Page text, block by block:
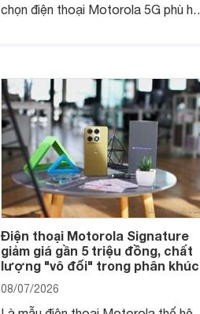
chọn điện thoại Motorola 5G phù
Điện thoại Motorola Signature
giảm giá gần 5 triệu đồng, chất
lượng "vô đối" trong phân khúc
08/07/2026